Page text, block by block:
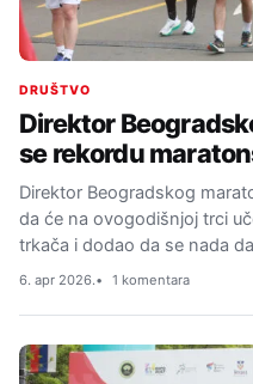
DRUŠTVO
Direktor
se rekordu
Direktor Beogradskog
da će na ovogodišnjoj trci
trkača i dodao da se nada
6. apr 2026. 1 komentara